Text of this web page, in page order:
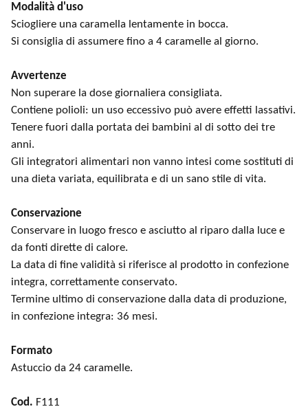
Modalità d'uso
Sciogliere una caramella lentamente in bocca.
Si consiglia di assumere fino a 4 caramelle al giorno.
Avvertenze
Non superare la dose giornaliera consigliata.
Contiene polioli: un uso eccessivo può avere effetti lassativi.
Tenere fuori dalla portata dei bambini al di sotto dei tre
anni.
Gli integratori alimentari non vanno intesi come sostituti di
una dieta variata, equilibrata e di un sano stile di vita.
Conservazione
Conservare in luogo fresco e asciutto al riparo dalla luce e
da fonti dirette di calore.
La data di fine validità si riferisce al prodotto in confezione
integra, correttamente conservato.
Termine ultimo di conservazione dalla data di produzione,
in confezione integra: 36 mesi.
Formato
Astuccio da 24 caramelle.
Cod. F111